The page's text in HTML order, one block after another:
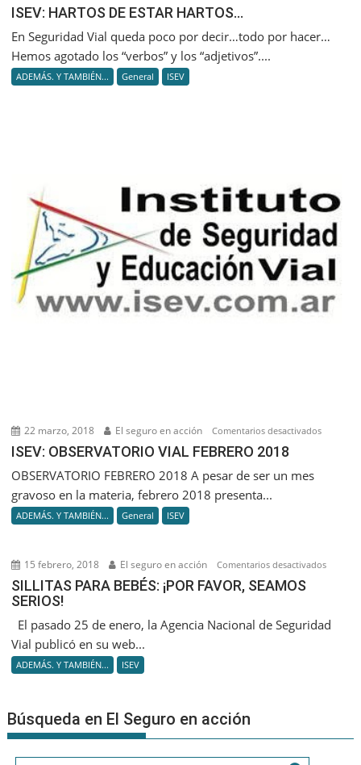
ISEV: HARTOS DE ESTAR HARTOS…
En Seguridad Vial queda poco por decir…todo por hacer…
Hemos agotado los “verbos” y los “adjetivos”....
ADEMÁS. Y TAMBIÉN... General ISEV
22 marzo, 2018 El seguro en acción Comentarios desactivadosen
ISEV: OBSERVATORIO VIAL FEBRERO 2018
OBSERVATORIO FEBRERO 2018 A pesar de ser un mes
gravoso en la materia, febrero 2018 presenta...
ADEMÁS. Y TAMBIÉN... General ISEV
15 febrero, 2018 El seguro en acción Comentarios desactivadosen
BEBÉS:
SILLITAS PARA BEBÉS: ¡POR FAVOR, SEAMOS
SERIOS!
El pasado 25 de enero, la Agencia Nacional de Seguridad
Vial publicó en su web...
ADEMÁS. Y TAMBIÉN... ISEV
Búsqueda en El Seguro en acción